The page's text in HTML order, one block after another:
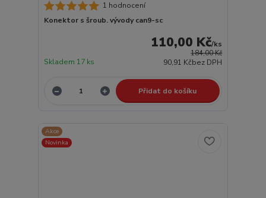
1 hodnocení
Konektor s šroub. vývody can9-sc
184,00 Kč
110,00 Kč/ks
90,91 Kčbez DPH
Skladem 17 ks
Přidat do košíku
Akce
Novinka